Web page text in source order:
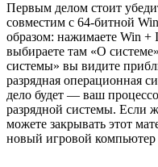
Первым делом стоит
совместим с 64-битной
образом: нажимаете Win +
выбираете там «О
системы» вы видите
разрядная операционная
дело будет — ваш
разрядной системы. Если
можете закрывать этот
новый игровой компьютер